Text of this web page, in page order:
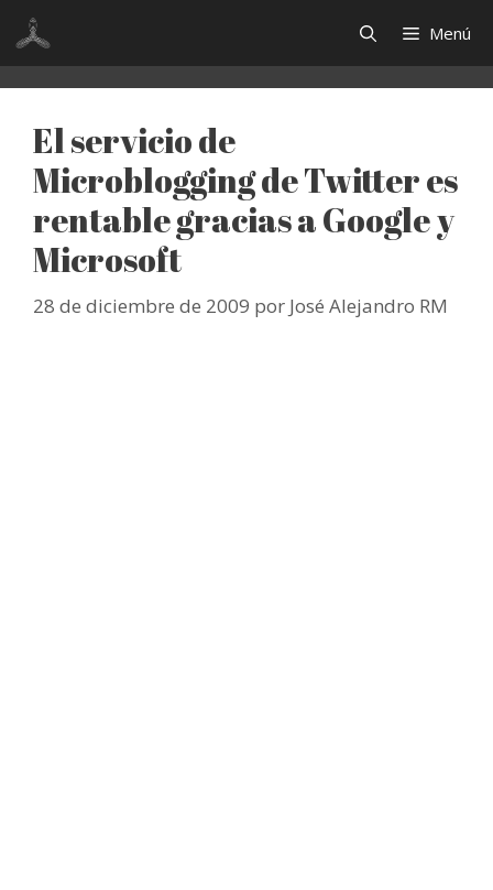
Saltar
contenido
Menú
El servicio de
Microblogging de Twitter es
rentable gracias a Google y
Microsoft
28 de diciembre de 2009 por José Alejandro RM